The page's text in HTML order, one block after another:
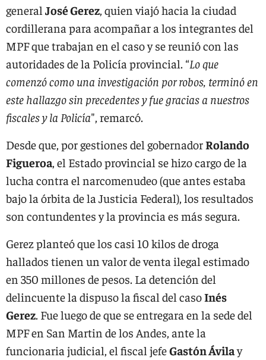
general José Gerez, quien viajó hacia la ciudad
cordillerana para acompañar a los integrantes del
MPF que trabajan en el caso y se reunió con las
autoridades de la Policía provincial. “Lo que
comenzó como una investigación por robos, terminó en
este hallazgo sin precedentes y fue gracias a nuestros
fiscales y la Policía", remarcó.
Desde que, por gestiones del gobernadorRolando
Figueroa, el Estado provincial se hizo cargo de la
lucha contra el narcomenudeo (que antes estaba
bajo la órbita de la Justicia Federal), los resultados
son contundentes y la provincia es más segura.
Gerez planteó que los casi 10 kilos de droga
hallados tienen un valor de venta ilegal estimado
en 350 millones de pesos. La detención del
delincuente la dispuso la fiscal del casoInés
Gerez. Fue luego de que se entregara en la sede del
MPF en San Martin de los Andes, ante la
funcionaria judicial, el fiscal jefeGastón Ávilay